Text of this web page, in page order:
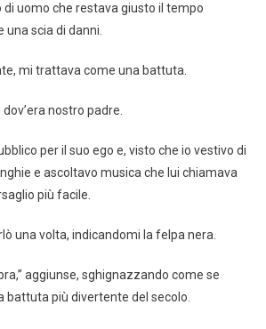
di uomo che restava giusto il tempo
scia di danni.
mi trattava come una battuta.
nostro padre.
per il suo ego e, visto che io vestivo di
e ascoltavo musica che lui chiamava
più facile.
una volta, indicandomi la felpa nera.
aggiunse, sghignazzando come se
battuta più divertente del secolo.